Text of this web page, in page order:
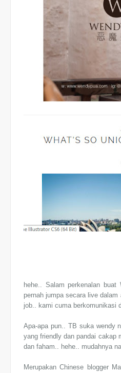
hehe.. Salam perkenalan
pernah jumpa secara live
job.. kami cuma berkomunikasi
Apa-apa pun.. TB suka wendy
yang friendly dan pandai cakap
dan faham.. hehe.. mudahnya
Merupakan Chinese blogger